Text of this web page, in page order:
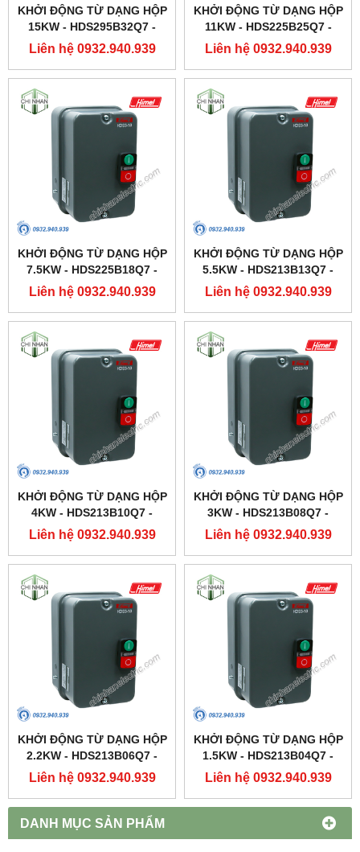
DANH MỤC SẢN PHẨM
KHỞI ĐỘNG TỪ DẠNG HỘP
15KW - HDS295B32Q7 -
HIMEL
Liên hệ 0932.940.939
KHỞI ĐỘNG TỪ DẠNG HỘP
11KW - HDS225B25Q7 -
HIMEL
Liên hệ 0932.940.939
KHỞI ĐỘNG TỪ DẠNG HỘP
7.5KW - HDS225B18Q7 -
HIMEL
Liên hệ 0932.940.939
KHỞI ĐỘNG TỪ DẠNG HỘP
5.5KW - HDS213B13Q7 -
HIMEL
Liên hệ 0932.940.939
KHỞI ĐỘNG TỪ DẠNG HỘP
4KW - HDS213B10Q7 -
HIMEL
Liên hệ 0932.940.939
KHỞI ĐỘNG TỪ DẠNG HỘP
3KW - HDS213B08Q7 -
HIMEL
Liên hệ 0932.940.939
KHỞI ĐỘNG TỪ DẠNG HỘP
2.2KW - HDS213B06Q7 -
HIMEL
Liên hệ 0932.940.939
KHỞI ĐỘNG TỪ DẠNG HỘP
1.5KW - HDS213B04Q7 -
HIMEL
Liên hệ 0932.940.939